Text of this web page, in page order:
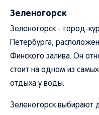
Зеленогорск
Зеленогорск - город-
Петербурга,
Финского залива. Он
стоит на одном из
отдыха у воды.
Зеленогорск выбирают